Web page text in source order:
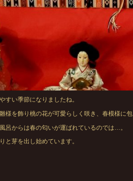
すい季節になりましたね。
様を飾り桃の花が可愛らしく咲き、春模様に
呂からは春の匂いが運ばれているのでは…。
と芽を出し始めています。